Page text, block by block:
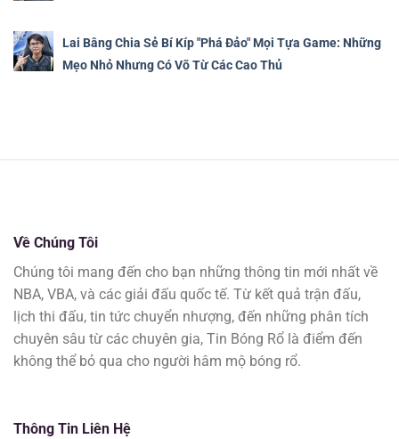
Lai Bâng Chia Sẻ Bí Kíp "Phá Đảo" Mọi Tựa Game: Những
Mẹo Nhỏ Nhưng Có Võ Từ Các Cao Thủ
Về Chúng Tôi
Chúng tôi mang đến cho bạn những thông tin mới nhất về
NBA, VBA, và các giải đấu quốc tế. Từ kết quả trận đấu,
lịch thi đấu, tin tức chuyển nhượng, đến những phân tích
chuyên sâu từ các chuyên gia, Tin Bóng Rổ là điểm đến
không thể bỏ qua cho người hâm mộ bóng rổ.
Thông Tin Liên Hệ